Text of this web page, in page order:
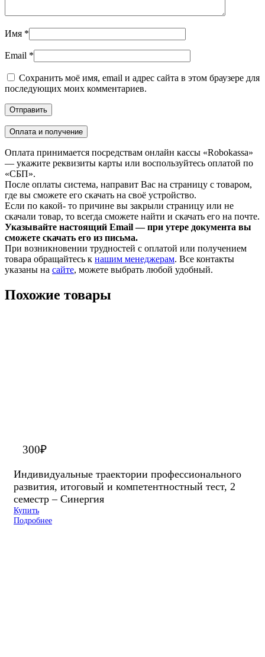
Имя *
Email *
Сохранить моё имя, email и адрес сайта в этом браузере для
последующих моих комментариев.
Оплата и получение
Оплата принимается посредствам онлайн кассы «Robokassa»
— укажите реквизиты карты или воспользуйтесь оплатой по
«СБП».
После оплаты система, направит Вас на страницу с товаром,
где вы сможете его скачать на своё устройство.
Если по какой- то причине вы закрыли страницу или не
скачали товар, то всегда сможете найти и скачать его на почте.
Указывайте настоящий Email — при утере документа вы
сможете скачать его из письма.
При возникновении трудностей с оплатой или получением
товара обращайтесь к нашим менеджерам. Все контакты
указаны на сайте, можете выбрать любой удобный.
Похожие товары
300₽
Индивидуальные траектории профессионального
развития, итоговый и компетентностный тест, 2
семестр – Синергия
Купить
Подробнее